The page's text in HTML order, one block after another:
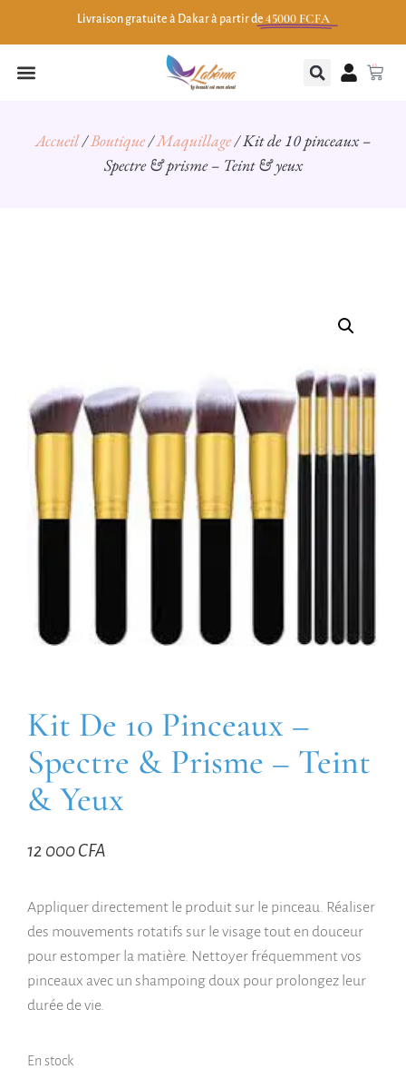
Livraison gratuite à Dakar à partir de 45000 FCFA
0
Accueil/Boutique/Maquillage/ Kit de 10 pinceaux –
Spectre & prisme – Teint & yeux
Kit De 10 Pinceaux –
Spectre & Prisme – Teint
& Yeux
12 000CFA
Appliquer directement le produit sur le pinceau. Réaliser
des mouvements rotatifs sur le visage tout en douceur
pour estomper la matière. Nettoyer fréquemment vos
pinceaux avec un shampoing doux pour prolongez leur
durée de vie.
En stock